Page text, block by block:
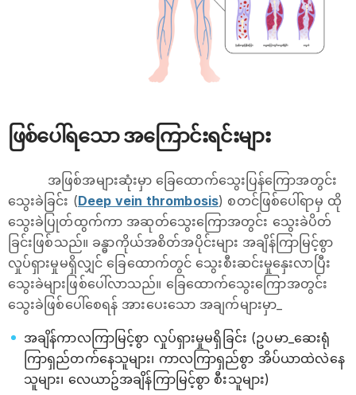
ဖြစ်ပေါ်ရသော အကြောင်းရင်းများ
အဖြစ်အများဆုံးမှာ ခြေထောက်သွေးပြန်ကြောအတွင်း
သွေးခဲခြင်း (Deep vein thrombosis) စတင်ဖြစ်ပေါ်ရာမှ ထို
သွေးခဲပြုတ်ထွက်ကာ အဆုတ်သွေးကြောအတွင်း သွေးခဲပိတ်
ခြင်းဖြစ်သည်။ ခန္ဓာကိုယ်အစိတ်အပိုင်းများ အချိန်ကြာမြင့်စွာ
လှုပ်ရှားမှုမရှိလျှင် ခြေထောက်တွင် သွေးစီးဆင်းမှုနှေးလာပြီး
သွေးခဲများဖြစ်ပေါ်လာသည်။ ခြေထောက်သွေးကြောအတွင်း
သွေးခဲဖြစ်ပေါ်စေရန် အားပေးသော အချက်များမှာ_
အချိန်ကာလကြာမြင့်စွာ လှုပ်ရှားမှုမရှိခြင်း (ဥပမာ_ဆေးရုံ
ကြာရှည်တက်နေသူများ၊ ကာလကြာရှည်စွာ အိပ်ယာထဲလဲနေ
သူများ၊ လေယာဥ်အချိန်ကြာမြင့်စွာ စီးသူများ)